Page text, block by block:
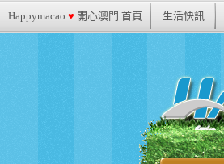
Happymacao ♥ 開心澳門 首頁 生活快訊